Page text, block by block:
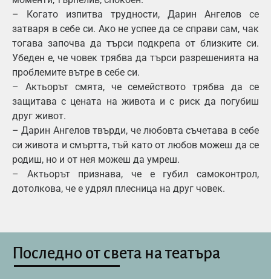
– Когато изпитва трудности, Дарин Ангелов се
затваря в себе си. Ако не успее да се справи сам, чак
тогава започва да търси подкрепа от близките си.
Убеден е, че човек трябва да търси разрешенията на
проблемите вътре в себе си.
– Актьорът смята, че семейството трябва да се
защитава с цената на живота и с риск да погубиш
друг живот.
– Дарин Ангелов твърди, че любовта съчетава в себе
си живота и смъртта, тъй като от любов можеш да се
родиш, но и от нея можеш да умреш.
– Актьорът признава, че е губил самоконтрол,
дотолкова, че е удрял плесница на друг човек.
Последно от света на театъра